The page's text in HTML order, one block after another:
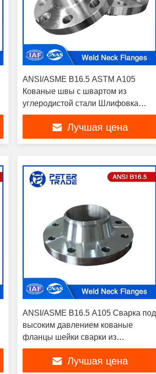
ANSI/ASME B16.5 ASTM A105
Кованые швы с швартом из
углеродистой стали Шлифовка
труб класса 300LB WNRF
Лучшая цена
ANSI/ASME B16.5 A105 Сварка под
высоким давлением кованые
фланцы шейки сварки из
углеродистой стали класс 600LB
Лучшая цена